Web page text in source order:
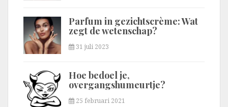
Parfum in gezichtscrème: Wat
zegt de wetenschap?
31 juli 2023
Hoe bedoel je,
overgangshumeurtje?
25 februari 2021